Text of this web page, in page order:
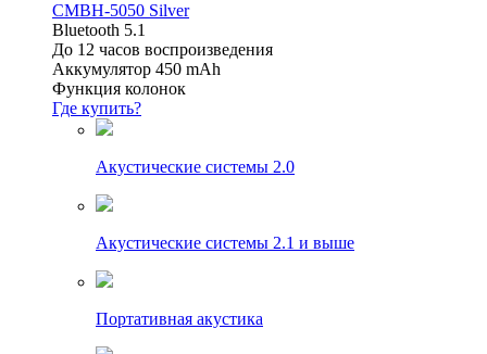
CMBH-5050 Silver
Bluetooth 5.1
До 12 часов воспроизведения
Аккумулятор 450 mAh
Функция колонок
Где купить?
Акустические системы 2.0
Акустические системы 2.1 и выше
Портативная акустика